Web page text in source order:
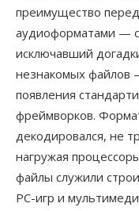
преимущество
аудиоформатами —
исключавший
незнакомых файлов
появления
фреймворков.
декодировался, не
нагружая
файлы служили
PC-игр и